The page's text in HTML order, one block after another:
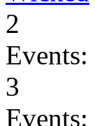
2
Events:
3
Events: